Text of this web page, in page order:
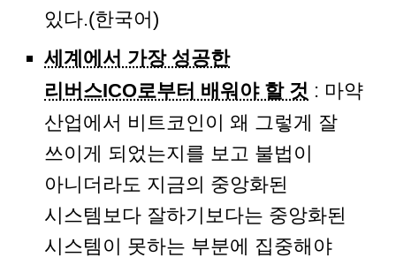
있다.(한국어)
세계에서 가장 성공한
리버스ICO로부터 배워야 할 것 : 마약
산업에서 비트코인이 왜 그렇게 잘
쓰이게 되었는지를 보고 불법이
아니더라도 지금의 중앙화된
시스템보다 잘하기보다는 중앙화된
시스템이 못하는 부분에 집중해야